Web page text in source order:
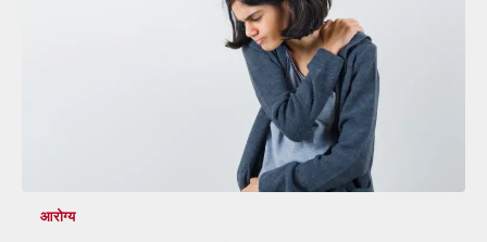
आरोग्य